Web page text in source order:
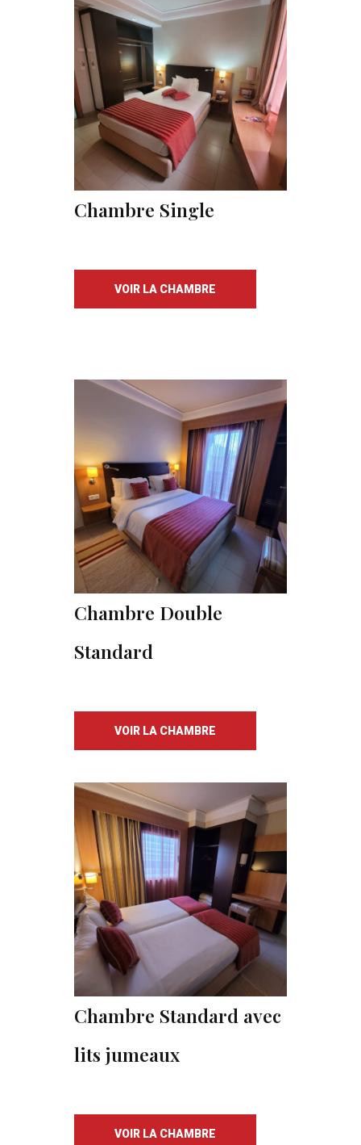
Chambre Single
VOIR LA CHAMBRE
Chambre Double
Standard
VOIR LA CHAMBRE
Chambre Standard avec
lits jumeaux
VOIR LA CHAMBRE